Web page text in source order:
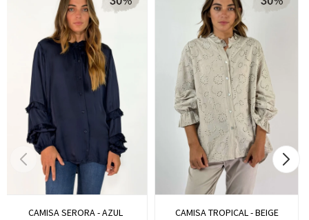
CAMISA SERORA - AZUL CAMISA TROPICAL - BEIGE